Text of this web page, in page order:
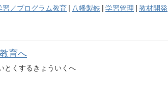
習／プログラム教育 八幡製鉄 学習管理
教材開発
育へ
とくするきょういくへ